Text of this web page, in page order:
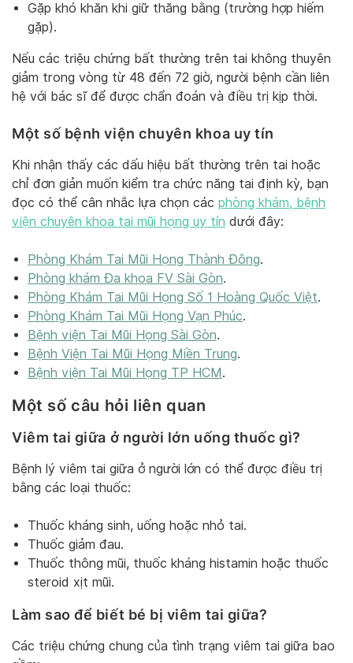
Gặp khó khăn khi giữ thăng bằng (trường hợp hiếm
gặp).
Nếu các triệu chứng bất thường trên tai không thuyên
giảm trong vòng từ 48 đến 72 giờ, người bệnh cần liên
hệ với bác sĩ để được chẩn đoán và điều trị kịp thời.
Một số bệnh viện chuyên khoa uy tín
Khi nhận thấy các dấu hiệu bất thường trên tai hoặc
chỉ đơn giản muốn kiểm tra chức năng tai định kỳ, bạn
đọc có thể cân nhắc lựa chọn các phòng khám, bệnh
viện chuyên khoa tai mũi họng uy tín dưới đây:
Phòng Khám Tai Mũi Họng Thành Đông.
Phòng khám Đa khoa FV Sài Gòn.
Phòng Khám Tai Mũi Họng Số 1 Hoàng Quốc Việt.
Phòng Khám Tai Mũi Họng Vạn Phúc.
Bệnh viện Tai Mũi Họng Sài Gòn.
Bệnh Viện Tai Mũi Họng Miền Trung.
Bệnh viện Tai Mũi Họng TP HCM .
Một số câu hỏi liên quan
Viêm tai giữa ở người lớn uống thuốc gì?
Bệnh lý viêm tai giữa ở người lớn có thể được điều trị
bằng các loại thuốc:
Thuốc kháng sinh, uống hoặc nhỏ tai.
Thuốc giảm đau.
Thuốc thông mũi, thuốc kháng histamin hoặc thuốc
steroid xịt mũi.
Làm sao để biết bé bị viêm tai giữa?
Các triệu chứng chung của tình trạng viêm tai giữa bao